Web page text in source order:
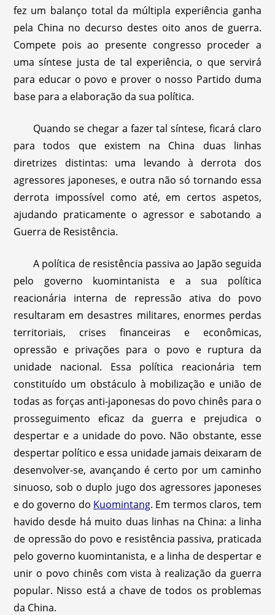
fez um balanço total da múltipla experiência ganha
pela China no decurso destes oito anos de guerra.
Compete pois ao presente congresso proceder a
uma síntese justa de tal experiência, o que servirá
para educar o povo e prover o nosso Partido duma
base para a elaboração da sua política.
Quando se chegar a fazer tal síntese, ficará claro
para todos que existem na China duas linhas
diretrizes distintas: uma levando à derrota dos
agressores japoneses, e outra não só tornando essa
derrota impossível como até, em certos aspetos,
ajudando praticamente o agressor e sabotando a
Guerra de Resistência.
A política de resistência passiva ao Japão seguida
pelo governo kuomintanista e a sua política
reacionária interna de repressão ativa do povo
resultaram em desastres militares, enormes perdas
territoriais, crises financeiras e econômicas,
opressão e privações para o povo e ruptura da
unidade nacional. Essa política reacionária tem
constituído um obstáculo à mobilização e união de
todas as forças anti-japonesas do povo chinês para o
prosseguimento eficaz da guerra e prejudica o
despertar e a unidade do povo. Não obstante, esse
despertar político e essa unidade jamais deixaram de
desenvolver-se, avançando é certo por um caminho
sinuoso, sob o duplo jugo dos agressores japoneses
e do governo do Kuomintang. Em termos claros, tem
havido desde há muito duas linhas na China: a linha
de opressão do povo e resistência passiva, praticada
pelo governo kuomintanista, e a linha de despertar e
unir o povo chinês com vista à realização da guerra
popular. Nisso está a chave de todos os problemas
da China.